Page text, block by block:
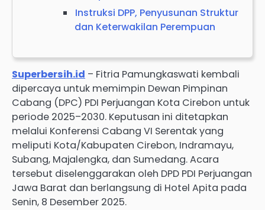
Instruksi DPP, Penyusunan Struktur
dan Keterwakilan Perempuan
Superbersih.id – Fitria Pamungkaswati kembali
dipercaya untuk memimpin Dewan Pimpinan
Cabang (DPC) PDI Perjuangan Kota Cirebon untuk
periode 2025–2030. Keputusan ini ditetapkan
melalui Konferensi Cabang VI Serentak yang
meliputi Kota/Kabupaten Cirebon, Indramayu,
Subang, Majalengka, dan Sumedang. Acara
tersebut diselenggarakan oleh DPD PDI Perjuangan
Jawa Barat dan berlangsung di Hotel Apita pada
Senin, 8 Desember 2025.